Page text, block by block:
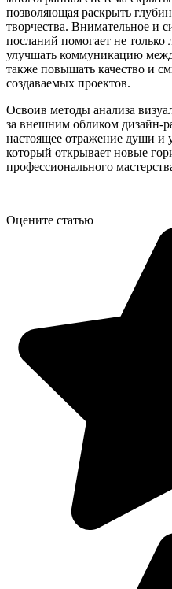
позволяющая раскрыть
творчества. Внимательное и
посланий помогает не
улучшать коммуникацию
также повышать качество и
создаваемых проектов.
Освоив методы анализа
за внешним обликом дизайн-
настоящее отражение души и
который открывает новые
профессионального
Оцените статью